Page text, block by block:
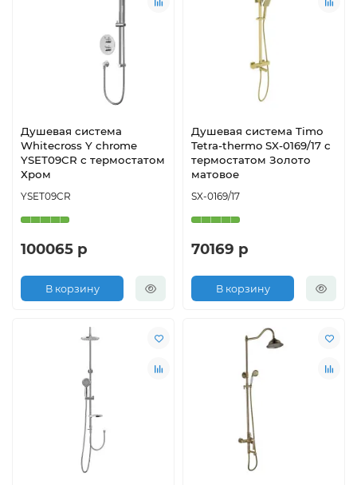
Душевая система
Whitecross Y chrome
YSET09CR с термостатом
Хром
YSET09CR
100065 р
В корзину
Душевая система Timo
Tetra-thermo SX-0169/17 с
термостатом Золото
матовое
SX-0169/17
70169 р
В корзину